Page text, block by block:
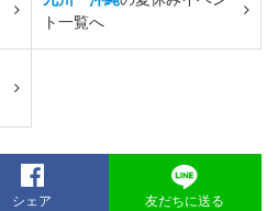
ト一覧へ
シェア 友だちに送る